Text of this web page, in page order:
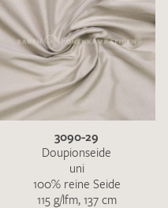
3090-29
Doupionseide
uni
100% reine Seide
115 g/lfm, 137 cm